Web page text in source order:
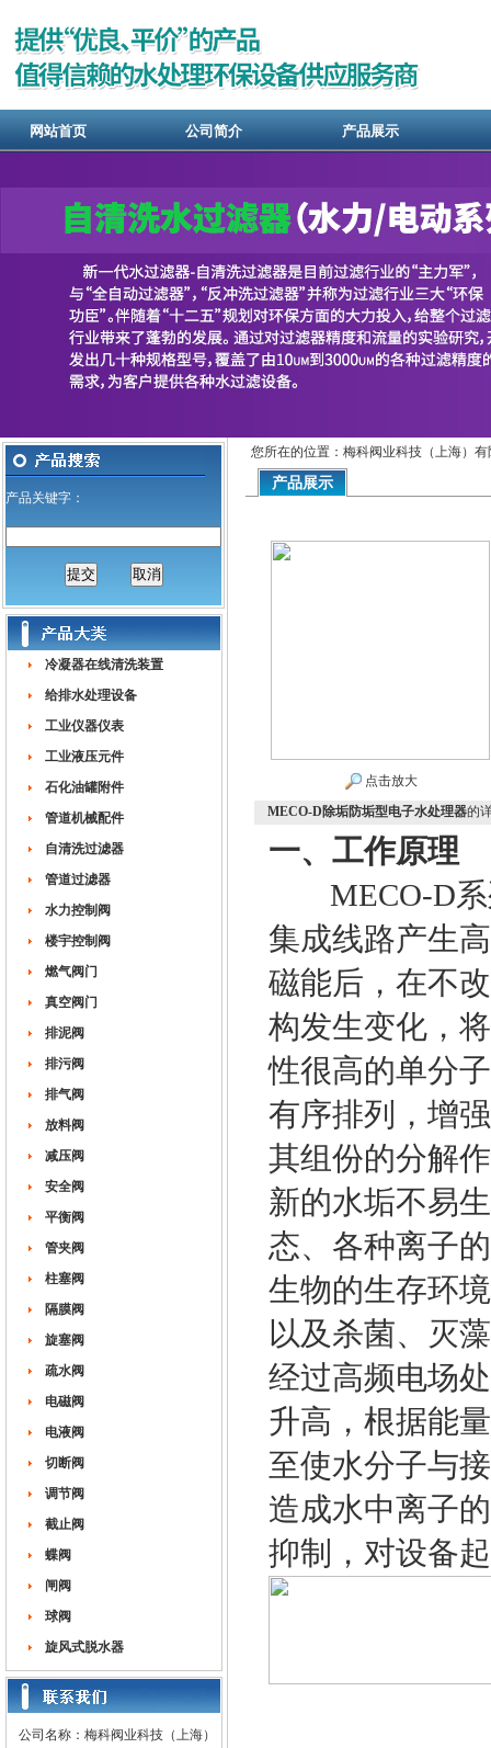
网站首页 公司简介 产品展示
产品关键字：
冷凝器在线清洗装置
给排水处理设备
工业仪器仪表
工业液压元件
石化油罐附件
管道机械配件
自清洗过滤器
管道过滤器
水力控制阀
楼宇控制阀
燃气阀门
真空阀门
排泥阀
排污阀
排气阀
放料阀
减压阀
安全阀
平衡阀
管夹阀
柱塞阀
隔膜阀
旋塞阀
疏水阀
电磁阀
电液阀
切断阀
调节阀
截止阀
蝶阀
闸阀
球阀
旋风式脱水器
公司名称：梅科阀业科技（上海）
您所在的位置：梅科阀业科技（上海）
产品展示
点击放大
MECO-D除垢防垢型电子水处理器的
一、工作原理
MECO-D系
集成线路产生
磁能后，在不
构发生变化，
性很高的单分
有序排列，增
其组份的分解
新的水垢不易
态、各种离子
生物的生存环
以及杀菌、灭
经过高频电场
升高，根据能
至使水分子与
造成水中离子
抑制，对设备